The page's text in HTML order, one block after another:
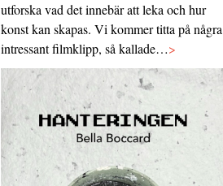
utforska vad det innebär att leka och hur
konst kan skapas. Vi kommer titta på några
intressant filmklipp, så kallade…>